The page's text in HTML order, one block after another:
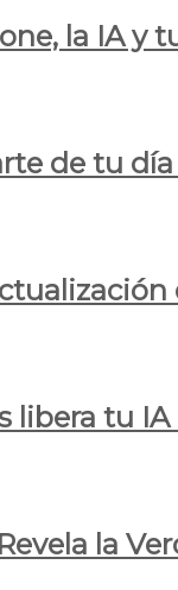
la IA y
de tu
tu
la